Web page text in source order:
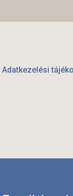
Adatkezelési